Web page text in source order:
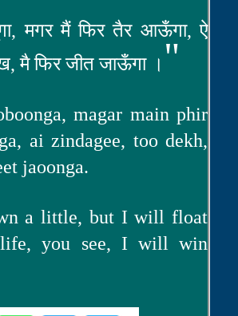
मगर मैं फिर तैर आऊँगा, ऐ
मै फिर जीत जाऊँगा । "
magar main phir
ai zindagee, too dekh,
jaoonga.
a little, but I will float
you see, I will win